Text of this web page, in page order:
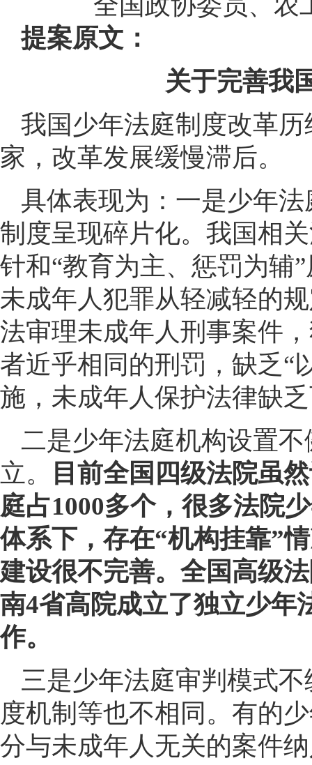
提案原文：
关于完善我
我国少年法庭制度改革
家，改革发展缓慢滞后。
具体表现为：一是少年
制度呈现碎片化。我国相
针和“教育为主、惩罚为辅
未成年人犯罪从轻减轻的
法审理未成年人刑事案件
者近乎相同的刑罚，缺乏“
施，未成年人保护法律缺
二是少年法庭机构设置
立。
目前全国四级法院虽
庭占1000多个，很多法院
体系下，存在“机构挂靠”
建设很不完善。全国高级
南4省高院成立了独立少年
作。
三是少年法庭审判模式
度机制等也不相同。有的
分与未成年人无关的案件